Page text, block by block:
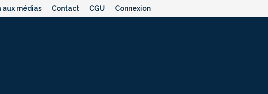
aux médias Contact CGU Connexion